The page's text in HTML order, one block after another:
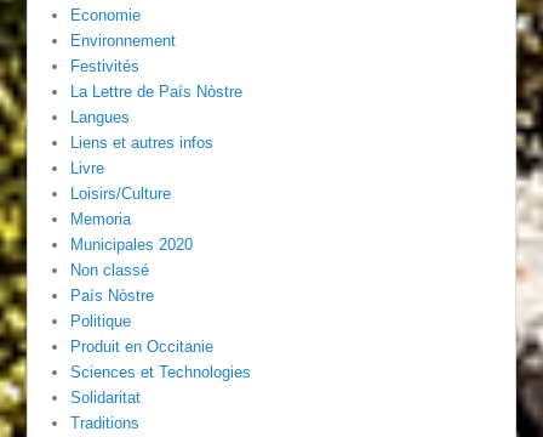
Economie
Environnement
Festivités
La Lettre de País Nòstre
Langues
Liens et autres infos
Livre
Loisirs/Culture
Memoria
Municipales 2020
Non classé
País Nòstre
Politique
Produit en Occitanie
Sciences et Technologies
Solidaritat
Traditions